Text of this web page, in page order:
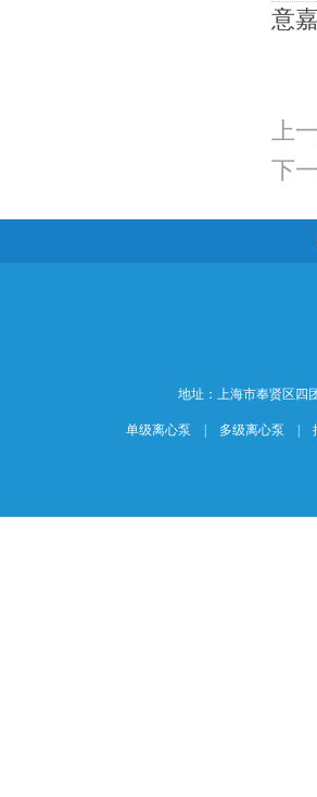
意
上
下
地址：上海市奉贤区四
单级离心泵 多级离心泵